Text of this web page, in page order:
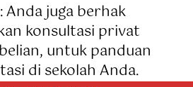
Anda juga berhak
konsultasi privat
untuk panduan
di sekolah Anda.